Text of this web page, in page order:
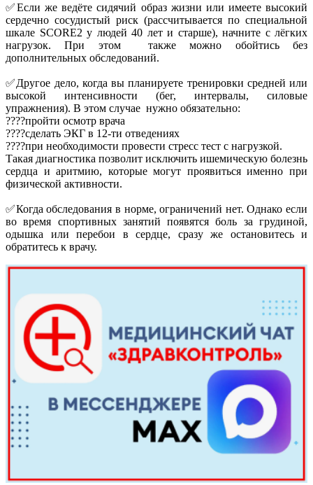
✅Если же ведёте сидячий образ жизни или имеете высокий
сердечно сосудистый риск (рассчитывается по специальной
шкале SCORE2 у людей 40 лет и старше), начните с лёгких
нагрузок. При этом также можно обойтись без
дополнительных обследований.
✅Другое дело, когда вы планируете тренировки средней или
высокой интенсивности (бег, интервалы, силовые
упражнения). В этом случае нужно обязательно:
????пройти осмотр врача
????сделать ЭКГ в 12-ти отведениях
????при необходимости провести стресс тест с нагрузкой.
Такая диагностика позволит исключить ишемическую болезнь
сердца и аритмию, которые могут проявиться именно при
физической активности.
✅Когда обследования в норме, ограничений нет. Однако если
во время спортивных занятий появятся боль за грудиной,
одышка или перебои в сердце, сразу же остановитесь и
обратитесь к врачу.